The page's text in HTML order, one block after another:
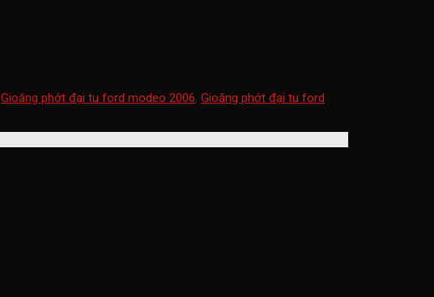
Gioăng phớt đại tu ford modeo 2006, Gioăng phớt đại tu ford